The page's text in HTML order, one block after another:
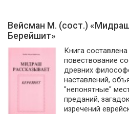
Вейсман М. (сост.)
Берейшит»
Книга
повествование
древних
наставлений,
"непонятные"
преданий,
изречений